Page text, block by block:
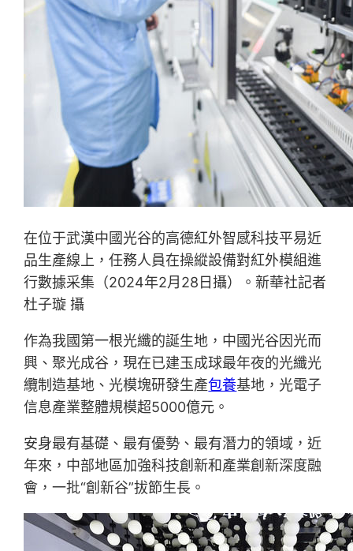
在位于武漢中國光谷的高德紅外智感科技平易近
品生產線上，任務人員在操縱設備對紅外模組進
行數據采集（2024年2月28日攝）。新華社記者
杜子璇 攝
作為我國第一根光纖的誕生地，中國光谷因光而
興、聚光成谷，現在已建玉成球最年夜的光纖光
纜制造基地、光模塊研發生產包養基地，光電子
信息產業整體規模超5000億元。
安身最有基礎、最有優勢、最有潛力的領域，近
年來，中部地區加強科技創新和產業創新深度融
會，一批“創新谷”拔節生長。